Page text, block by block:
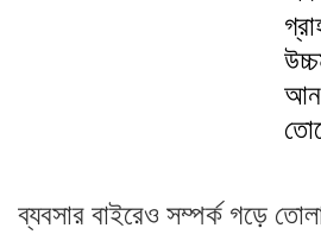
ব্যবসার বাইরেও সম্পর্ক গড়ে